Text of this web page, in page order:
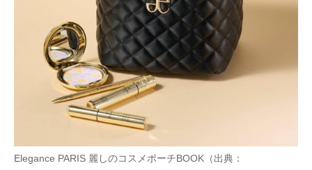
Elegance PARIS 麗しのコスメポーチBOOK（出典：